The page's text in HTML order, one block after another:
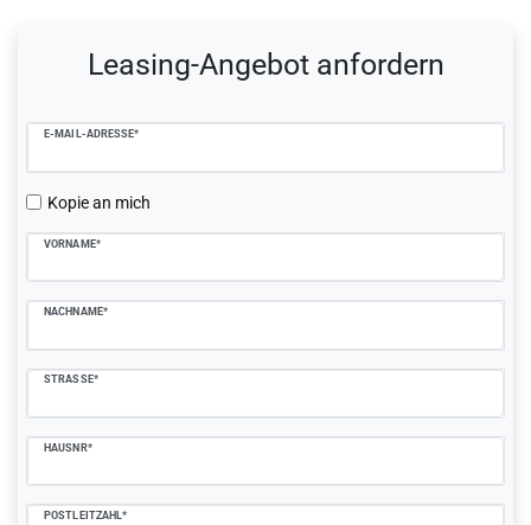
Leasing-Angebot anfordern
E-MAIL-ADRESSE*
Kopie an mich
VORNAME*
NACHNAME*
STRASSE*
HAUSNR*
POSTLEITZAHL*